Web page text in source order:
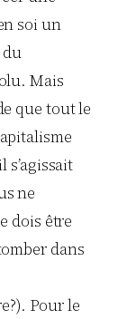
soi un
du
Mais
que tout le
s’agissait
ne
dois être
dans
Pour le